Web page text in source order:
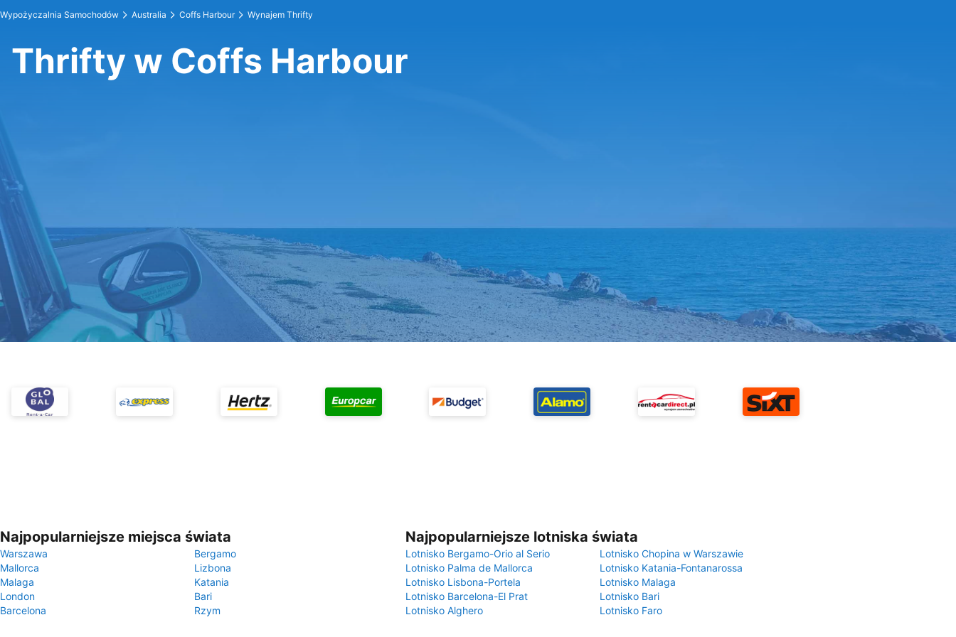
Wypożyczalnia Samochodów Australia Coffs Harbour Wynajem Thrifty
Thrifty w Coffs Harbour
Najpopularniejsze miejsca świata
Warszawa
Bergamo
Mallorca
Lizbona
Malaga
Katania
London
Bari
Barcelona
Rzym
Najpopularniejsze lotniska świata
Lotnisko Bergamo-Orio al Serio
Lotnisko Chopina w Warszawie
Lotnisko Palma de Mallorca
Lotnisko Katania-Fontanarossa
Lotnisko Lisbona-Portela
Lotnisko Malaga
Lotnisko Barcelona-El Prat
Lotnisko Bari
Lotnisko Alghero
Lotnisko Faro